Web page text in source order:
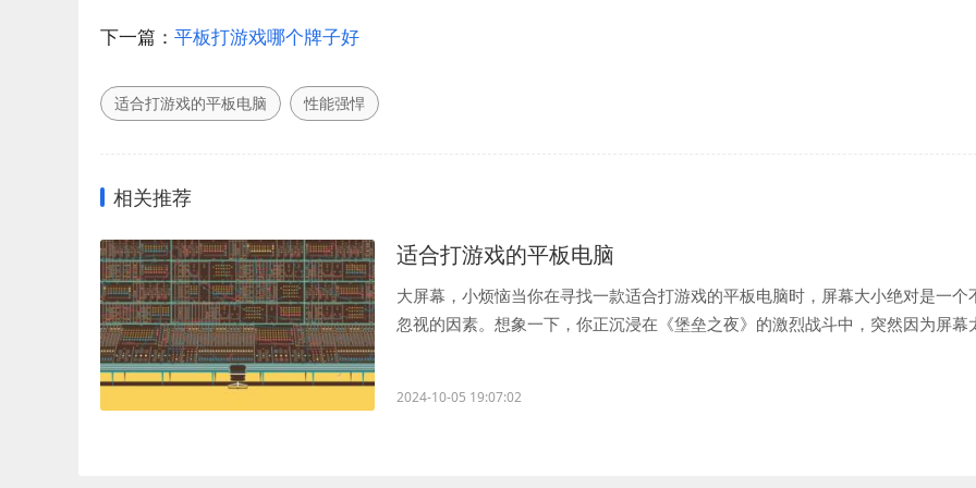
下一篇： 平板打游戏哪个牌子好
适合打游戏的平板电脑 性能强悍
相关推荐
适合打游戏的平板电脑
大屏幕，小烦恼当你在寻找一款适合打游戏的平板电脑时，屏幕大小绝对是一个
忽视的因素。想象一下，你正沉浸在《堡垒之夜》的激烈战斗中，突然因为屏幕
2024-10-05 19:07:02